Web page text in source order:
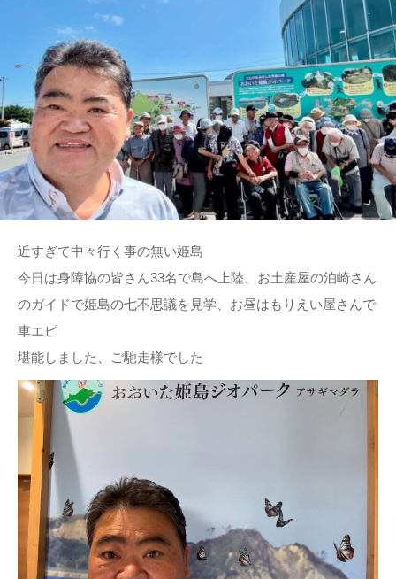
近すぎて中々行く事の無い姫島
今日は身障協の皆さん33名で島へ上陸、お土産屋の泊崎さん
のガイドで姫島の七不思議を見学、お昼はもりえい屋さんで
車エピ
堪能しました、ご馳走様でした